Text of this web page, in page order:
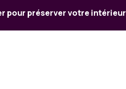
pour préserver votre intérieur